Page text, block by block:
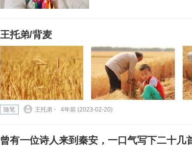
王托弟/背麦
随笔 王托弟 ⋅ 4年前 (2023-02-20)
曾有一位诗人来到秦安，一口气写下二十几